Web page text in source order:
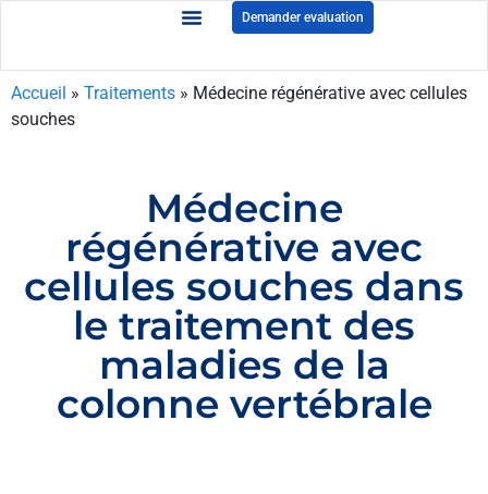
Demander evaluation
Accueil » Traitements » Médecine régénérative avec cellules
souches
Médecine
régénérative avec
cellules souches dans
le traitement des
maladies de la
colonne vertébrale